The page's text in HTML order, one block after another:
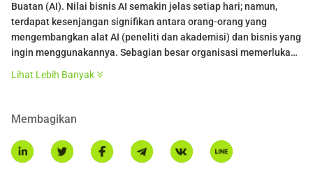
Buatan (AI). Nilai bisnis AI semakin jelas setiap hari; namun,
terdapat kesenjangan signifikan antara orang-orang yang
mengembangkan alat AI (peneliti dan akademisi) dan bisnis yang
ingin menggunakannya. Sebagian besar organisasi memerlukan
oleh satu proyek AI, dan proyek penelitian sering kali mengalami
membangun pembelajaran mesin yang efektif. SingularityNET
Visi jangka panjang tim SingularityNET adalah membangun
Lihat Lebih Banyak
Membagikan